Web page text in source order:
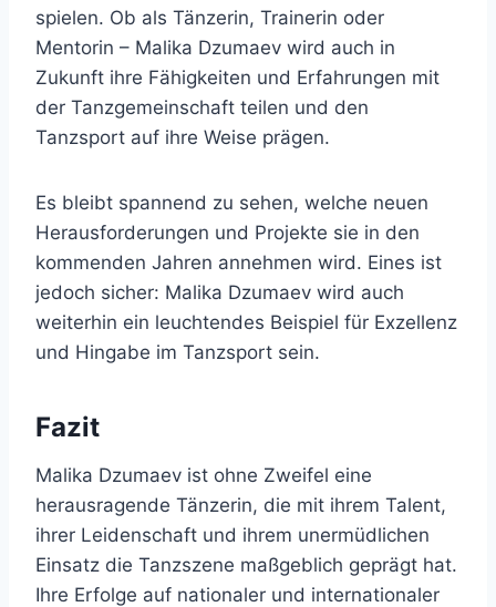
spielen. Ob als Tänzerin, Trainerin oder
Mentorin – Malika Dzumaev wird auch in
Zukunft ihre Fähigkeiten und Erfahrungen mit
der Tanzgemeinschaft teilen und den
Tanzsport auf ihre Weise prägen.
Es bleibt spannend zu sehen, welche neuen
Herausforderungen und Projekte sie in den
kommenden Jahren annehmen wird. Eines ist
jedoch sicher: Malika Dzumaev wird auch
weiterhin ein leuchtendes Beispiel für Exzellenz
und Hingabe im Tanzsport sein.
Fazit
Malika Dzumaev ist ohne Zweifel eine
herausragende Tänzerin, die mit ihrem Talent,
ihrer Leidenschaft und ihrem unermüdlichen
Einsatz die Tanzszene maßgeblich geprägt hat.
Ihre Erfolge auf nationaler und internationaler